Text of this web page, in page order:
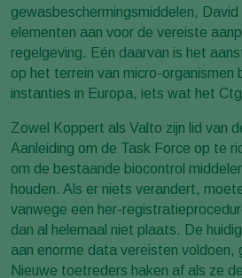
gewasbeschermingsmiddelen,
elementen aan voor de vereiste
regelgeving. Eén daarvan is het
op het terrein van micro-organismen
instanties in Europa, iets wat het
Zowel Koppert als Valto zijn lid van
Aanleiding om de Task Force op te
om de bestaande biocontrol
houden. Als er niets verandert,
vanwege een her-
dan al helemaal niet plaats. De
aan enorme data vereisten voldoen,
Nieuwe toetreders haken af als ze